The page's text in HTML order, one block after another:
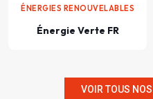
ÉNERGIES RENOUVELABLES
Énergie Verte FR
VOIR TOUS